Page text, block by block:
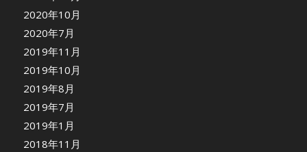
2020年10月
2020年7月
2019年11月
2019年10月
2019年8月
2019年7月
2019年1月
2018年11月